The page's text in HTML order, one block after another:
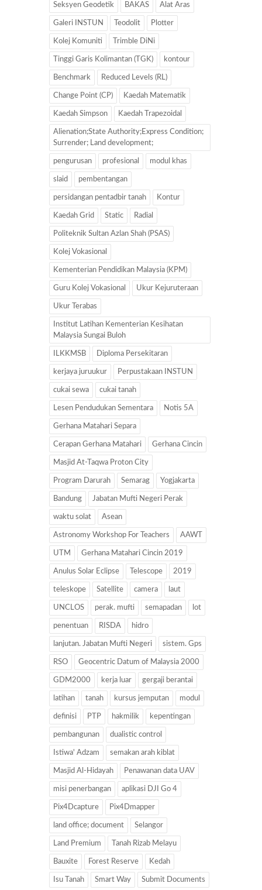
Seksyen Geodetik BAKAS Alat Aras
Galeri INSTUN Teodolit Plotter
Kolej Komuniti Trimble DiNi
Tinggi Garis Kolimantan (TGK) kontour
Benchmark Reduced Levels (RL)
Change Point (CP) Kaedah Matematik
Kaedah Simpson Kaedah Trapezoidal
Alienation;State Authority;Express Condition;
Surrender; Land development;
pengurusan profesional modul khas
slaid pembentangan
persidangan pentadbir tanah Kontur
Kaedah Grid Static Radial
Politeknik Sultan Azlan Shah (PSAS)
Kolej Vokasional
Kementerian Pendidikan Malaysia (KPM)
Guru Kolej Vokasional Ukur Kejuruteraan
Ukur Terabas
Institut Latihan Kementerian Kesihatan
Malaysia Sungai Buloh
ILKKMSB Diploma Persekitaran
kerjaya juruukur Perpustakaan INSTUN
cukai sewa cukai tanah
Lesen Pendudukan Sementara Notis 5A
Gerhana Matahari Separa
Cerapan Gerhana Matahari Gerhana Cincin
Masjid At-Taqwa Proton City
Program Darurah Semarag Yogjakarta
Bandung Jabatan Mufti Negeri Perak
waktu solat Asean
Astronomy Workshop For Teachers AAWT
UTM Gerhana Matahari Cincin 2019
Anulus Solar Eclipse Telescope 2019
teleskope Satellite camera laut
UNCLOS perak. mufti semapadan lot
penentuan RISDA hidro
lanjutan. Jabatan Mufti Negeri sistem. Gps
RSO Geocentric Datum of Malaysia 2000
GDM2000 kerja luar gergaji berantai
latihan tanah kursus jemputan modul
definisi PTP hakmilik kepentingan
pembangunan dualistic control
Istiwa' Adzam semakan arah kiblat
Masjid Al-Hidayah Penawanan data UAV
misi penerbangan aplikasi DJI Go 4
Pix4Dcapture Pix4Dmapper
land office; document Selangor
Land Premium Tanah Rizab Melayu
Bauxite Forest Reserve Kedah
Isu Tanah Smart Way Submit Documents